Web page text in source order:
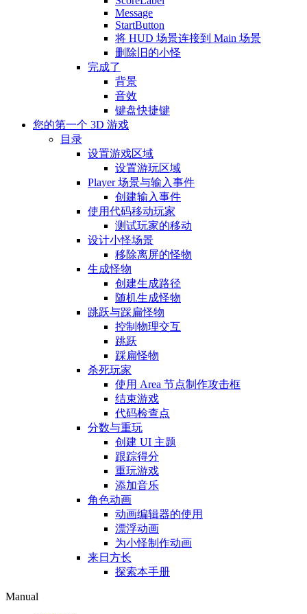
Message
StartButton
将 HUD 场景连接到 Main 场景
删除旧的小怪
完成了
背景
音效
键盘快捷键
您的第一个 3D 游戏
目录
设置游戏区域
设置游玩区域
Player 场景与输入事件
创建输入事件
使用代码移动玩家
测试玩家的移动
设计小怪场景
移除离屏的怪物
生成怪物
创建生成路径
随机生成怪物
跳跃与踩扁怪物
控制物理交互
跳跃
踩扁怪物
杀死玩家
使用 Area 节点制作攻击框
结束游戏
代码检查点
分数与重玩
创建 UI 主题
跟踪得分
重玩游戏
添加音乐
角色动画
动画编辑器的使用
漂浮动画
为小怪制作动画
来日方长
探索本手册
Manual